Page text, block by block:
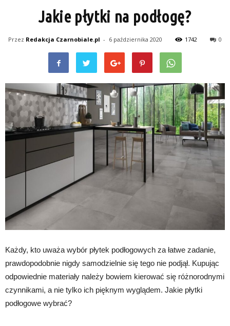
Jakie płytki na podłogę?
Przez Redakcja Czarnobiale.pl - 6 października 2020 1742 0
Każdy, kto uważa wybór płytek podłogowych za łatwe zadanie,
prawdopodobnie nigdy samodzielnie się tego nie podjął. Kupując
odpowiednie materiały należy bowiem kierować się różnorodnymi
czynnikami, a nie tylko ich pięknym wyglądem. Jakie płytki
podłogowe wybrać?